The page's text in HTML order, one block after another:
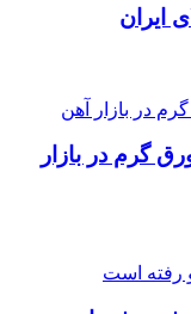
ایران
گرم در بازار